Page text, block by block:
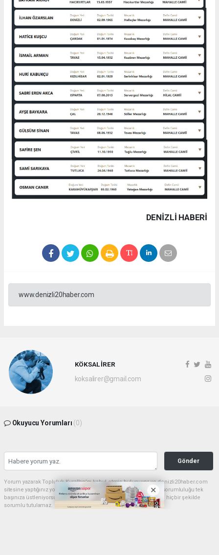
DENIZLI HABERİ
www.denizli20haber.com
KÖKSAL İRER
koksalirer@gmail.com
Okuyucu Yorumları (0)
Gönder
Yorum yazarak Topluluk Kuralları’nı kabul etmiş bulunuyor ve denizli20haber.com
sitesine yaptığınız yorumunuzla ilgili doğrudan veya dolaylı tüm sorumluluğu tek
başınıza üstleniyorsunuz. Yazılan tüm yorumlardan site yönetimi hiçbir şekilde
sorumlu tutulamaz.